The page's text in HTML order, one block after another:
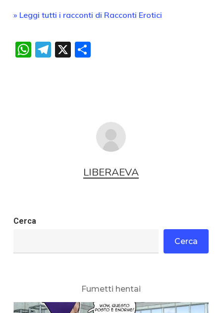
» Leggi tutti i racconti di Racconti Erotici
WhatsApp
Telegram
X Condividi
LIBERAEVA
Cerca
Cerca
Fumetti hentai